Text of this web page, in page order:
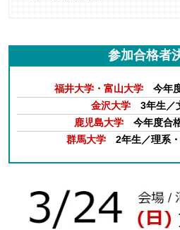
参加合格者
福井大学・富山大学 今年
金沢大学 3年生 ／
鹿児島大学 今年度合
群馬大学2年生／理系・